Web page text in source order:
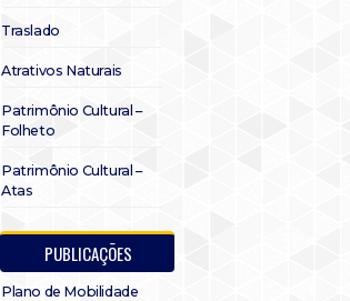
Traslado
Atrativos Naturais
Patrimônio Cultural –
Folheto
Patrimônio Cultural –
Atas
PUBLICAÇÕES
Plano de Mobilidade